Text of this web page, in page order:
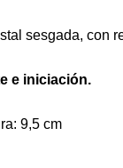
sesgada, con
e iniciación.
9,5 cm
cantidad